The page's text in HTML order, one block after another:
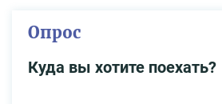
Опрос
Куда вы хотите поехать?